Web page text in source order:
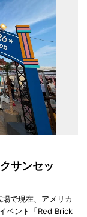
サンセッ
で現在、アメリカ
ベント「Red Brick